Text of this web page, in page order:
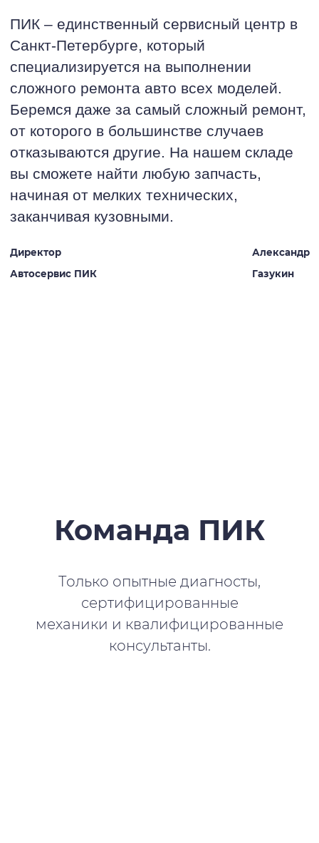
ПИК – единственный сервисный центр в
Санкт-Петербурге, который
специализируется на выполнении
сложного ремонта авто всех моделей.
Беремся даже за самый сложный ремонт,
от которого в большинстве случаев
отказываются другие. На нашем складе
вы сможете найти любую запчасть,
начиная от мелких технических,
заканчивая кузовными.
Директор
Автосервис ПИК
Александр
Газукин
Команда ПИК
Только опытные диагносты,
сертифицированные
механики и квалифицированные
консультанты.